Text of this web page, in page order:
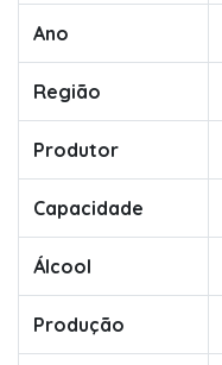
Ano
Região
Produtor
Capacidade
Álcool
Produção